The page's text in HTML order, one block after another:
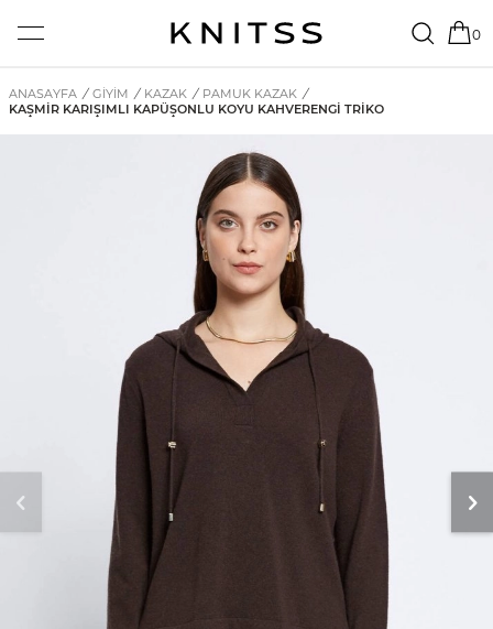
0
ANASAYFA / GİYİM / KAZAK / PAMUK KAZAK /
KAŞMIR KARIŞIMLI KAPÜŞONLU KOYU KAHVERENGI TRIKO